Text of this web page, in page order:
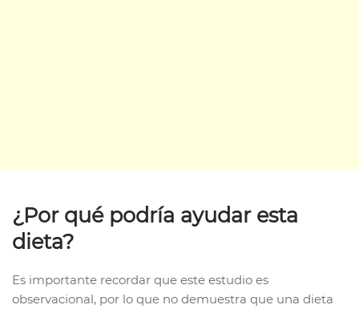
¿Por qué podría ayudar esta
dieta?
Es importante recordar que este estudio es
observacional, por lo que no demuestra que una dieta